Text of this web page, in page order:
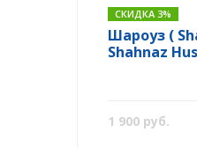
СКИДКА 3%
Шароуз (
Shahnaz
1 900 руб.